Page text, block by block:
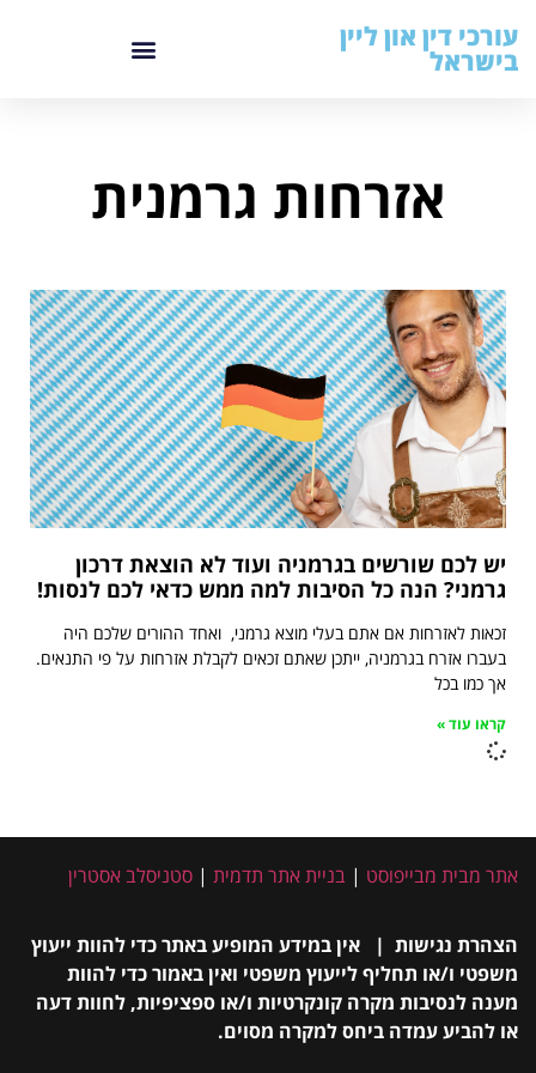
עורכי דין און ליין
בישראל
אזרחות גרמנית
יש לכם שורשים בגרמניה ועוד לא הוצאת דרכון
גרמני? הנה כל הסיבות למה ממש כדאי לכם לנסות!
זכאות לאזרחות אם אתם בעלי מוצא גרמני, ואחד ההורים שלכם היה
בעברו אזרח בגרמניה, ייתכן שאתם זכאים לקבלת אזרחות על פי התנאים.
אך כמו בכל
קראו עוד »
אתר מבית מבייפוסט | בניית אתר תדמית | סטניסלב אסטרין
הצהרת נגישות | אין במידע המופיע באתר כדי להוות ייעוץ
משפטי ו/או תחליף לייעוץ משפטי ואין באמור כדי להוות
מענה לנסיבות מקרה קונקרטיות ו/או ספציפיות, לחוות דעה
או להביע עמדה ביחס למקרה מסוים.